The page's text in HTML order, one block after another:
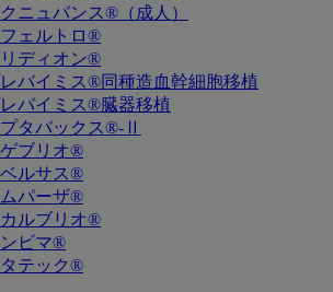
ニュバンス®（成人）
フェルトロ®
ディオン®
バイミス®同種造血幹細胞移植
バイミス®臓器移植
タバックス®-Ⅱ
ブリオ®
ベルサス®
ムパーザ®
ルブリオ®
ビマ®
タテック®